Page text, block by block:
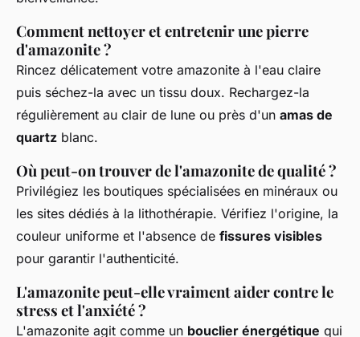
Comment nettoyer et entretenir une pierre
d'amazonite ?
Rincez délicatement votre amazonite à l'eau claire
puis séchez-la avec un tissu doux. Rechargez-la
régulièrement au clair de lune ou près d'un amas de
quartz blanc.
Où peut-on trouver de l'amazonite de qualité ?
Privilégiez les boutiques spécialisées en minéraux ou
les sites dédiés à la lithothérapie. Vérifiez l'origine, la
couleur uniforme et l'absence de fissures visibles
pour garantir l'authenticité.
L'amazonite peut-elle vraiment aider contre le
stress et l'anxiété ?
L'amazonite agit comme un bouclier énergétique qui